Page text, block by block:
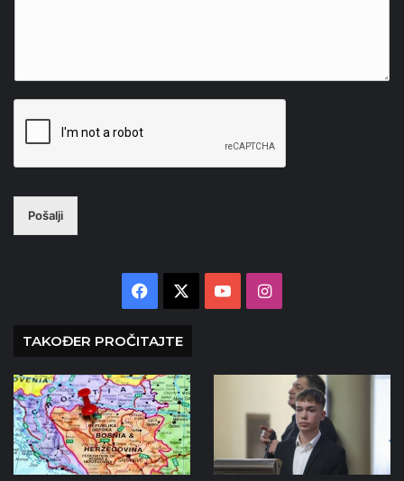
Pošalji
Facebook YouTubeInstagram
TAKOĐER PROČITAJTE